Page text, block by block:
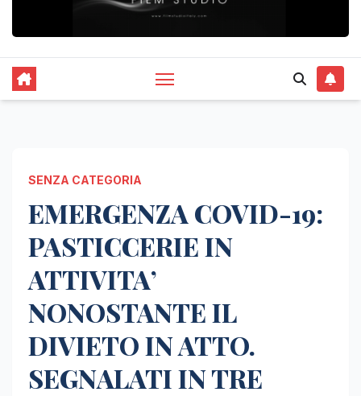
SENZA CATEGORIA
EMERGENZA COVID-19:
PASTICCERIE IN
ATTIVITA’
NONOSTANTE IL
DIVIETO IN ATTO.
SEGNALATI IN TRE